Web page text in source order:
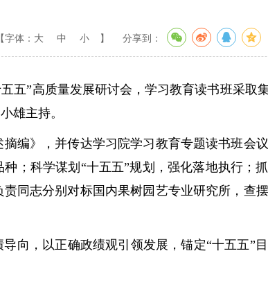
【字体： 大 中 小 】 分享到：
”高质量发展研讨会，学习教育读书班采取
雄主持。
》，并传达学习院学习教育专题读书班会
；科学谋划“十五五”规划，强化落地执行；
同志分别对标国内果树园艺专业研究所，查
，以正确政绩观引领发展，锚定“十五五”